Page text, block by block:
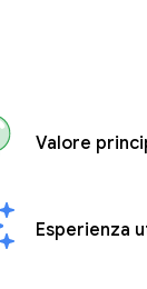
Valore
Esperienza